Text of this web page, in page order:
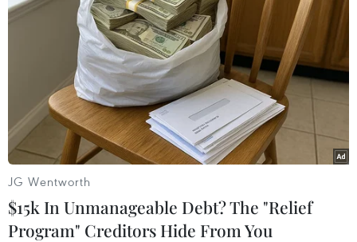
JG Wentworth
$15k In Unmanageable Debt? The "Relief
Program" Creditors Hide From You